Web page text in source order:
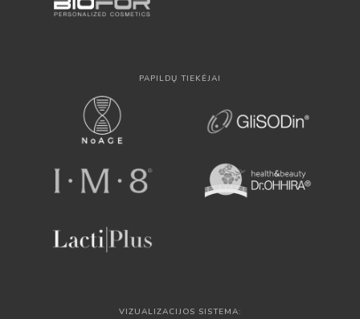
PAPILDŲ TIEKĖJAI
VIZUALIZACIJOS SISTEMA: